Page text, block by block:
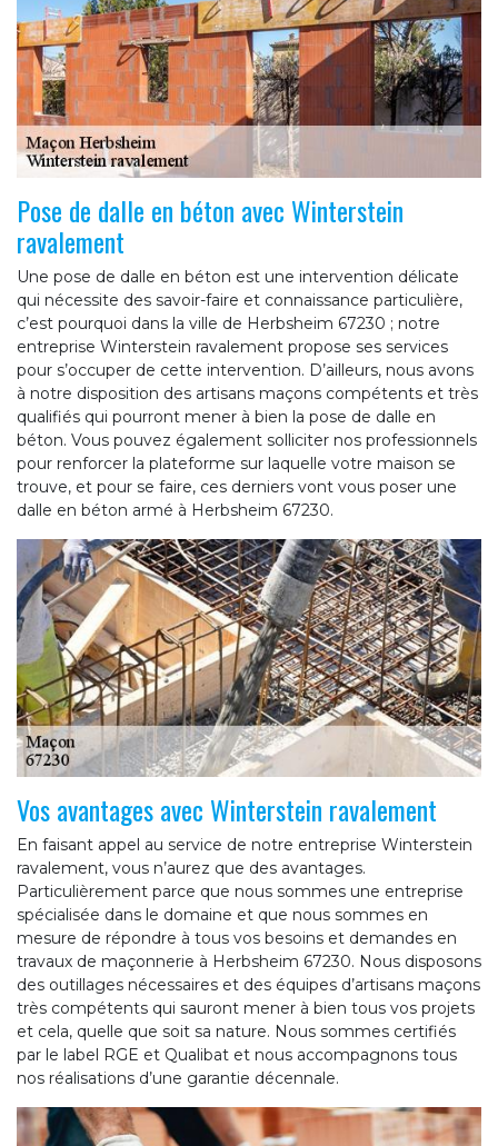
Pose de dalle en béton avec Winterstein
ravalement
Une pose de dalle en béton est une intervention délicate
qui nécessite des savoir-faire et connaissance particulière,
c’est pourquoi dans la ville de Herbsheim 67230 ; notre
entreprise Winterstein ravalement propose ses services
pour s’occuper de cette intervention. D’ailleurs, nous avons
à notre disposition des artisans maçons compétents et très
qualifiés qui pourront mener à bien la pose de dalle en
béton. Vous pouvez également solliciter nos professionnels
pour renforcer la plateforme sur laquelle votre maison se
trouve, et pour se faire, ces derniers vont vous poser une
dalle en béton armé à Herbsheim 67230.
Vos avantages avec Winterstein ravalement
En faisant appel au service de notre entreprise Winterstein
ravalement, vous n’aurez que des avantages.
Particulièrement parce que nous sommes une entreprise
spécialisée dans le domaine et que nous sommes en
mesure de répondre à tous vos besoins et demandes en
travaux de maçonnerie à Herbsheim 67230. Nous disposons
des outillages nécessaires et des équipes d’artisans maçons
très compétents qui sauront mener à bien tous vos projets
et cela, quelle que soit sa nature. Nous sommes certifiés
par le label RGE et Qualibat et nous accompagnons tous
nos réalisations d’une garantie décennale.